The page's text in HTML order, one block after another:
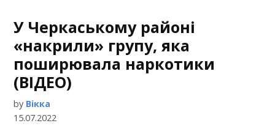
У Черкаському районі
«накрили» групу, яка
поширювала наркотики
(ВІДЕО)
by Вікка
15.07.2022